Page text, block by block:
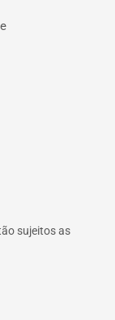
sujeitos as